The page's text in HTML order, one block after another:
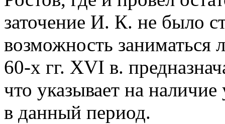
заточение И. К. не было
возможность
60-х гг. XVI в.
что указывает на
в данный период.